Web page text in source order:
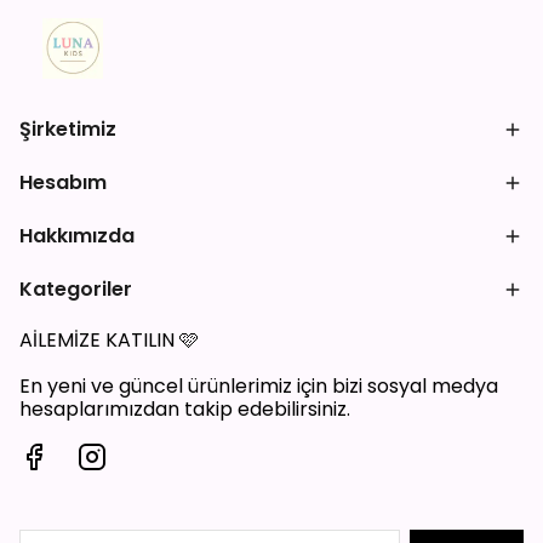
Şirketimiz
Hesabım
Hakkımızda
Kategoriler
AİLEMİZE KATILIN🩷
En yeni ve güncel ürünlerimiz için bizi sosyal medya
hesaplarımızdan takip edebilirsiniz.